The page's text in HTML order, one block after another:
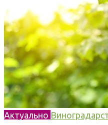
Актуально